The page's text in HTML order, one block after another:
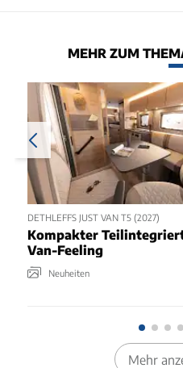
MEHR ZUM
DETHLEFFS JUST VAN T5 (2027)
Kompakter
Van-Feeling
Neuheiten
Mehr